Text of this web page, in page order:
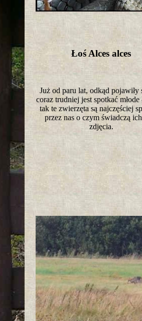
Łoś Alces alces
Już od paru lat, odkąd
coraz trudniej jest spotkać młode
tak te zwierzęta są najczęściej
przez nas o czym świadczą
zdjęcia.